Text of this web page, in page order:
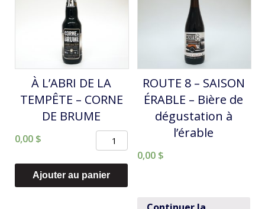
À L’ABRI DE LA
TEMPÊTE – CORNE
DE BRUME
0,00 $
quantité
de
À
L'ABRI
Ajouter au panier
ROUTE 8 – SAISON
ÉRABLE – Bière de
dégustation à
l’érable
0,00 $